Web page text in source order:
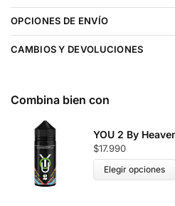
OPCIONES DE ENVÍO
CAMBIOS Y DEVOLUCIONES
Combina bien con
YOU 2 By
$17.990
Elegir opciones